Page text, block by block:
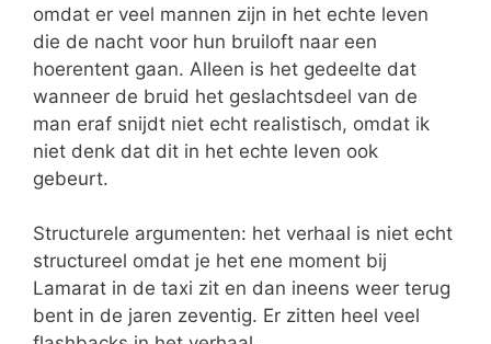
omdat er veel mannen zijn in het echte leven
die de nacht voor hun bruiloft naar een
hoerentent gaan. Alleen is het gedeelte dat
wanneer de bruid het geslachtsdeel van de
man eraf snijdt niet echt realistisch, omdat ik
niet denk dat dit in het echte leven ook
gebeurt.
Structurele argumenten: het verhaal is niet echt
structureel omdat je het ene moment bij
Lamarat in de taxi zit en dan ineens weer terug
bent in de jaren zeventig. Er zitten heel veel